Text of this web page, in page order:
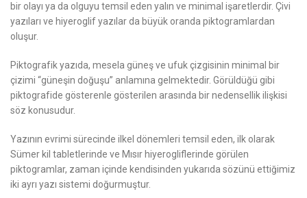
bir olayı ya da olguyu temsil eden yalın ve minimal işaretlerdir. Çivi
yazıları ve hiyeroglif yazılar da büyük oranda piktogramlardan
oluşur.
Piktografik yazıda, mesela güneş ve ufuk çizgisinin minimal bir
çizimi “güneşin doğuşu” anlamına gelmektedir. Görüldüğü gibi
piktografide gösterenle gösterilen arasında bir nedensellik ilişkisi
söz konusudur.
Yazının evrimi sürecinde ilkel dönemleri temsil eden, ilk olarak
Sümer kil tabletlerinde ve Mısır hiyerogliflerinde görülen
piktogramlar, zaman içinde kendisinden yukarıda sözünü ettiğimiz
iki ayrı yazı sistemi doğurmuştur.